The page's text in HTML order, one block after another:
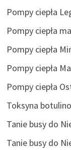
Pompy ciepła
Pompy ciepła
Pompy ciepła
Pompy ciepła
Pompy ciepła
Toksyna
Tanie busy do
Tanie busy do